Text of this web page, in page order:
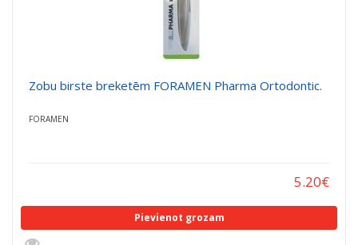
Zobu birste breketēm FORAMEN Pharma Ortodontic.
FORAMEN
5.20€
Pievienot grozam